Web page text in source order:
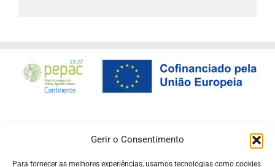
Gerir o Consentimento
Para fornecer as melhores experiências, usamos tecnologias como cookies